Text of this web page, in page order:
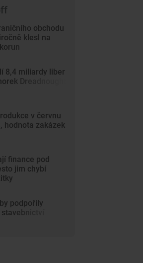
obchodu
klesl na
8,4 miliardy liber
Dreadnought
v červnu
hodnota zakázek
finance pod
jim chybí
podpořily